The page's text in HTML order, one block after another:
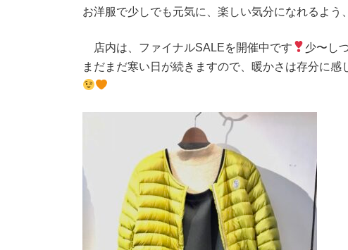
お洋服で少しでも元気に、楽しい気分になれるよう
店内は、ファイナルSALEを開催中です 少〜し
まだまだ寒い日が続きますので、暖かさは存分に感